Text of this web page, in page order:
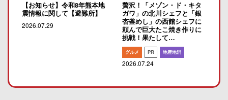
【お知らせ】令和8年熊本地
震情報に関して【避難所】
2026.07.29
贅沢！「メゾン・ド・キタ
ガワ」の北川シェフと「銀
杏釜めし」の西館シェフに
頼んで巨大たこ焼き作りに
挑戦！果たして…
グルメ PR 地産地消
2026.07.24